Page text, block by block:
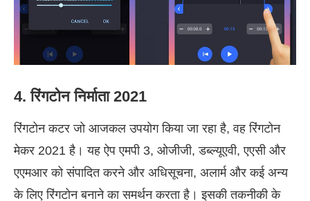
4. रिंगटोन निर्माता 2021
रिंगटोन कटर जो आजकल उपयोग किया जा रहा है, वह रिंगटोन
मेकर 2021 है। यह ऐप एमपी 3, ओजीजी, डब्ल्यूएवी, एएसी और
एएमआर को संपादित करने और अधिसूचना, अलार्म और कई अन्य
के लिए रिंगटोन बनाने का समर्थन करता है। इसकी तकनीकी के